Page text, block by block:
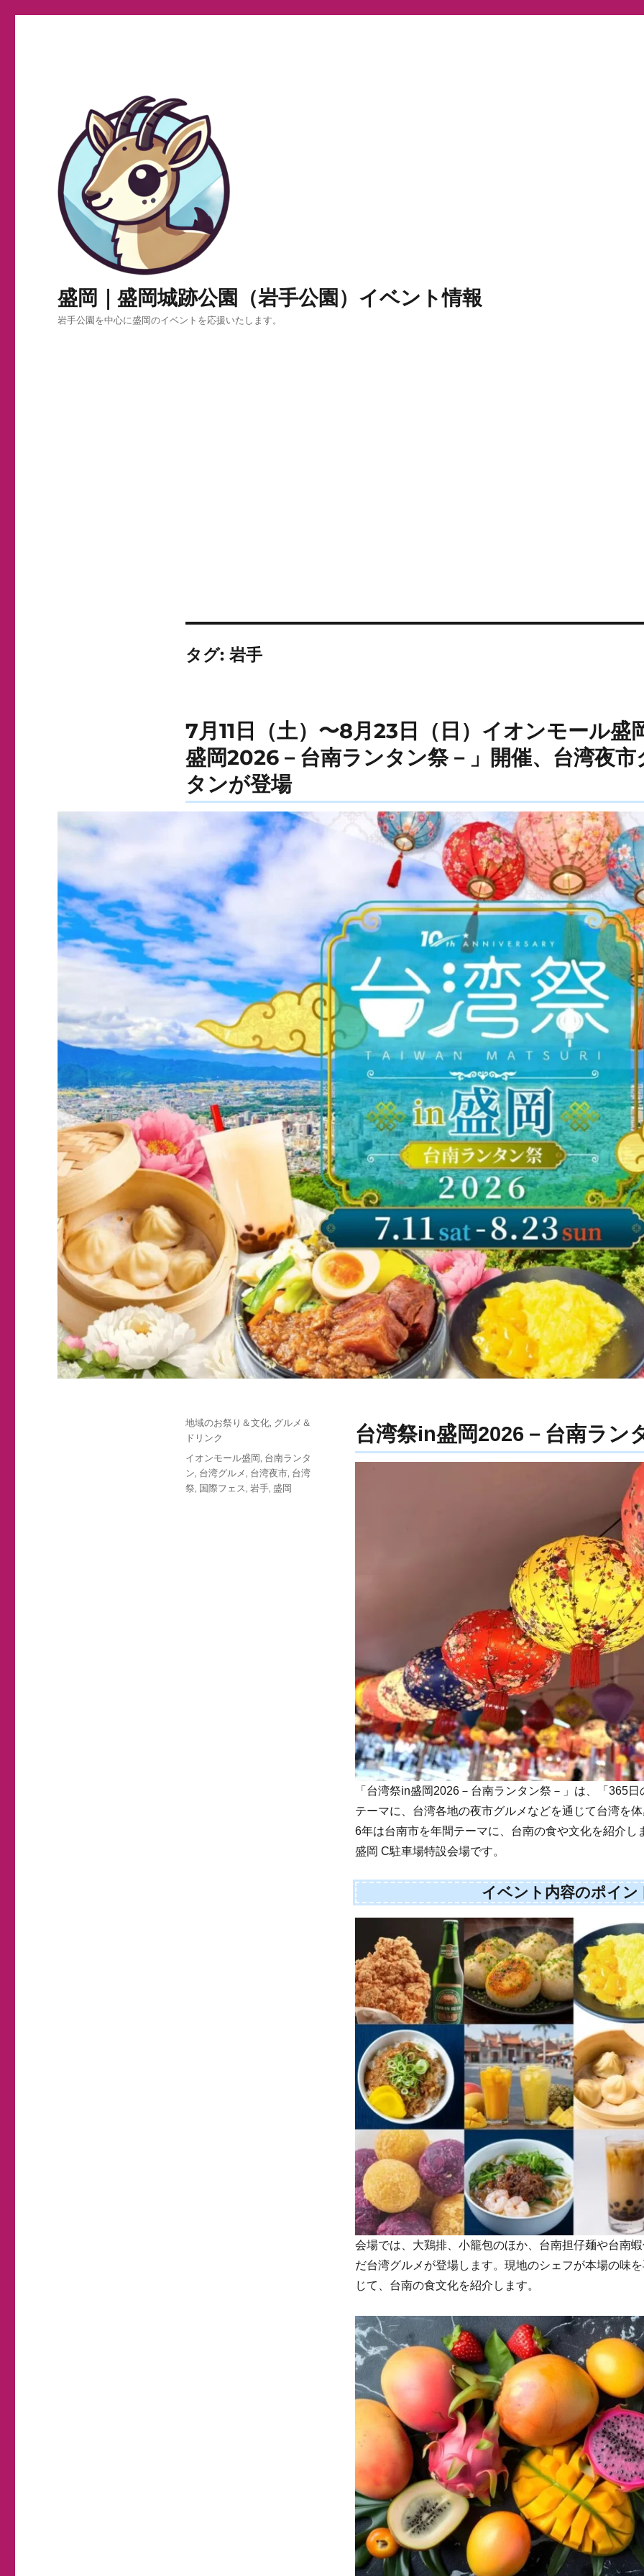
盛岡｜盛岡城跡公園（岩手公園）イベント情報
岩手公園を中心に盛岡のイベントを応援いたします。
タグ: 岩手
7月11日（土）〜8月23日（日）イオンモール盛
盛岡2026－台南ランタン祭－」開催、台湾夜
タンが登場
台湾祭in盛岡2026－台南ラン
「台湾祭in盛岡2026－台南ランタン祭－」は、「365
テーマに、台湾各地の夜市グルメなどを通じて台湾を
6年は台南市を年間テーマに、台南の食や文化を紹介し
盛岡 C駐車場特設会場です。
イベント内容のポイン
会場では、大鶏排、小籠包のほか、台南担仔麺や台南
だ台湾グルメが登場します。現地のシェフが本場の味
じて、台南の食文化を紹介します。
投
稿
カ
テ
ゴ
ー
地域のお祭り＆文化, グルメ＆
ドリンク
タ
グ
イオンモール盛岡, 台南ランタ
ン, 台湾グルメ, 台湾夜市, 台湾
祭, 国際フェス, 岩手, 盛岡